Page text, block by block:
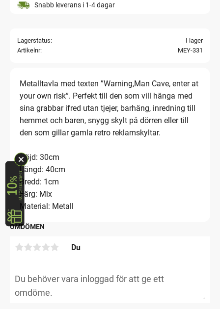
Snabb leverans i 1-4 dagar
Lagerstatus
I lager
Artikelnr
MEY-331
Metalltavla med texten ”Warning,Man Cave, enter at
your own risk”. Perfekt till den som vill hänga med
sina grabbar ifred utan tjejer, barhäng, inredning till
hemmet och baren, snygg skylt på dörren eller till
den som gillar gamla retro reklamskyltar.
Höjd: 30cm
Längd: 40cm
Bredd: 1cm
Färg: Mix
Material: Metall
OMDÖMEN
Du